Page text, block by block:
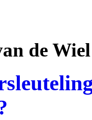
de Wiel